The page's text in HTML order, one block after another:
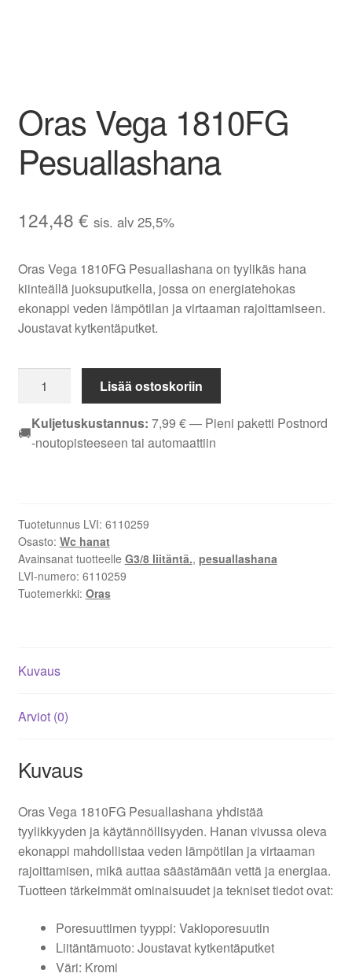
Oras Vega 1810FG
Pesuallashana
124,48 € sis. alv 25,5%
Oras Vega 1810FG Pesuallashana on tyylikäs hana
kiinteällä juoksuputkella, jossa on energiatehokas
ekonappi veden lämpötilan ja virtaaman rajoittamiseen.
Joustavat kytkentäputket.
Vega
1810FG
Pesuallashana
Lisää ostoskoriin
🚚Kuljetuskustannus: 7,99 €— Pieni paketti Postnord
-noutopisteeseen tai automaattiin
Tuotetunnus LVI: 6110259
Osasto: Wc hanat
Avainsanat tuotteelle G3/8 liitäntä., pesuallashana
LVI-numero: 6110259
Tuotemerkki: Oras
Kuvaus
Arviot (0)
Kuvaus
Oras Vega 1810FG Pesuallashana yhdistää
tyylikkyyden ja käytännöllisyyden. Hanan vivussa oleva
ekonappi mahdollistaa veden lämpötilan ja virtaaman
rajoittamisen, mikä auttaa säästämään vettä ja energiaa.
Tuotteen tärkeimmät ominaisuudet ja tekniset tiedot ovat:
Poresuuttimen tyyppi: Vakioporesuutin
Liitäntämuoto: Joustavat kytkentäputket
Väri: Kromi